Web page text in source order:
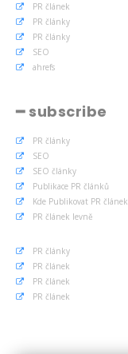
PR článek
PR články
PR články
SEO
ahrefs
━ subscribe
PR články
SEO
SEO články
Publikace PR článků
Kde Publikovat PR článek
PR článek levně
PR články
PR článek
PR článek
PR článek